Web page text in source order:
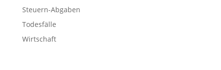
Steuern-Abgaben
Todesfälle
Wirtschaft